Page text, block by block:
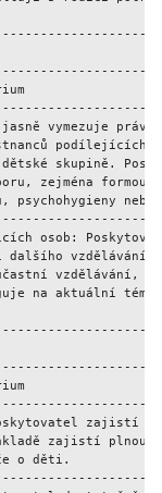
vymezuje
skupině.
zejména
osob:
vzdělávání
vzdělávání,
na aktuální
zajistí
zajistí plnou
péče o děti.